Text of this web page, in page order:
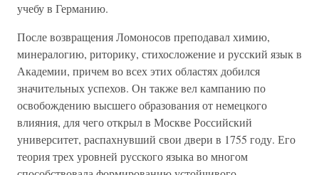
учебу в Германию.
После возвращения Ломоносов преподавал химию,
минералогию, риторику, стихосложение и русский язык в
Академии, причем во всех этих областях добился
значительных успехов. Он также вел кампанию по
освобождению высшего образования от немецкого
влияния, для чего открыл в Москве Российский
университет, распахнувший свои двери в 1755 году. Его
теория трех уровней русского языка во многом